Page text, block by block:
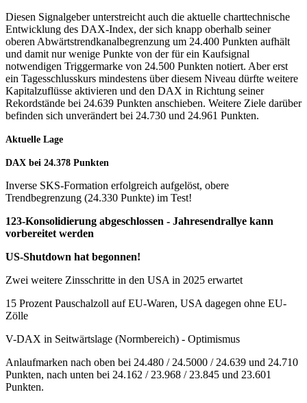
Diesen Signalgeber unterstreicht auch die aktuelle charttechnische
Entwicklung des DAX-Index, der sich knapp oberhalb seiner
oberen Abwärtstrendkanalbegrenzung um 24.400 Punkten aufhält
und damit nur wenige Punkte von der für ein Kaufsignal
notwendigen Triggermarke von 24.500 Punkten notiert. Aber erst
ein Tagesschlusskurs mindestens über diesem Niveau dürfte weitere
Kapitalzuflüsse aktivieren und den DAX in Richtung seiner
Rekordstände bei 24.639 Punkten anschieben. Weitere Ziele darüber
befinden sich unverändert bei 24.730 und 24.961 Punkten.
Aktuelle Lage
DAX bei 24.378 Punkten
Inverse SKS-Formation erfolgreich aufgelöst, obere
Trendbegrenzung (24.330 Punkte) im Test!
123-Konsolidierung abgeschlossen - Jahresendrallye kann
vorbereitet werden
US-Shutdown hat begonnen!
Zwei weitere Zinsschritte in den USA in 2025 erwartet
15 Prozent Pauschalzoll auf EU-Waren, USA dagegen ohne EU-
Zölle
V-DAX in Seitwärtslage (Normbereich) - Optimismus
Anlaufmarken nach oben bei 24.480 / 24.5000 / 24.639 und 24.710
Punkten, nach unten bei 24.162 / 23.968 / 23.845 und 23.601
Punkten.